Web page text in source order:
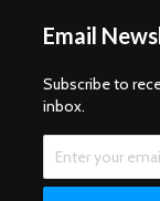
Email
Subscribe to
inbox.